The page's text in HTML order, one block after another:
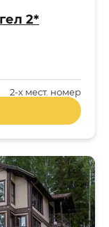
2*
2-x мест. номер